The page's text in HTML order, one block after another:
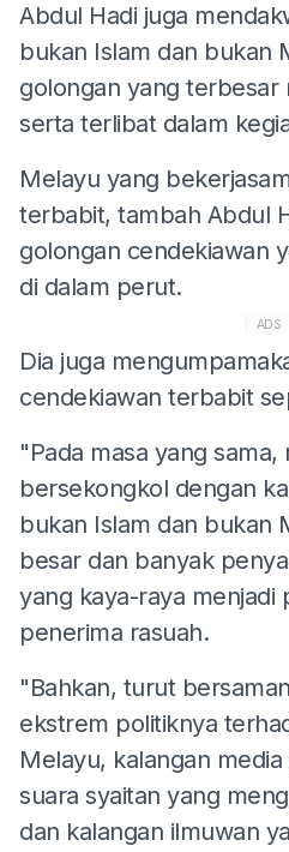
Abdul Hadi juga
bukan Islam dan bukan
golongan yang terbesar
serta terlibat dalam
Melayu yang
terbabit, tambah Abdul
golongan cendekiawan
di dalam perut.
ADS
Dia juga
cendekiawan terbabit
"Pada masa yang sama,
bersekongkol dengan
bukan Islam dan bukan
besar dan banyak
yang kaya-raya menjadi
penerima rasuah.
"Bahkan, turut
ekstrem politiknya
Melayu, kalangan
suara syaitan yang
dan kalangan ilmuwan